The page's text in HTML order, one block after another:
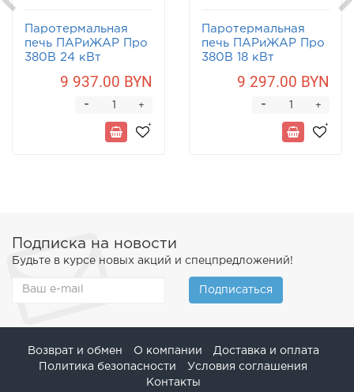
Паротермальная
печь ПАРиЖАР Про
380В 24 кВт
9 937.00 BYN
+
-
Паротермальная
печь ПАРиЖАР Про
380В 18 кВт
9 297.00 BYN
+
-
Подписка на новости
Будьте в курсе новых акций и спецпредложений!
Подписаться
Возврат и обмен О компании
Доставка и оплата
Политика безопасности
Условия соглашения
Контакты